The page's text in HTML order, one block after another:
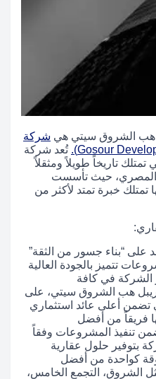
هب الشروق سيتي هي شركة
. تُعد شركة
تاريخاً طويلاً ومثقلاً
المصري، حيث تأسست
2008م، أي أنها تمتلك خبرة تمتد لأكثر من
“بناء جسور من الثقة”
تتميز بالجودة العالية
الشركة في كافة
هب الشروق سيتي، على
تضمن أعلى عائد استثماري
فريقاً من أفضل
تنفيذ المشروعات وفقاً
بتوفير حلول عقارية
كواحدة من أفضل
الشروق، التجمع الخامس،